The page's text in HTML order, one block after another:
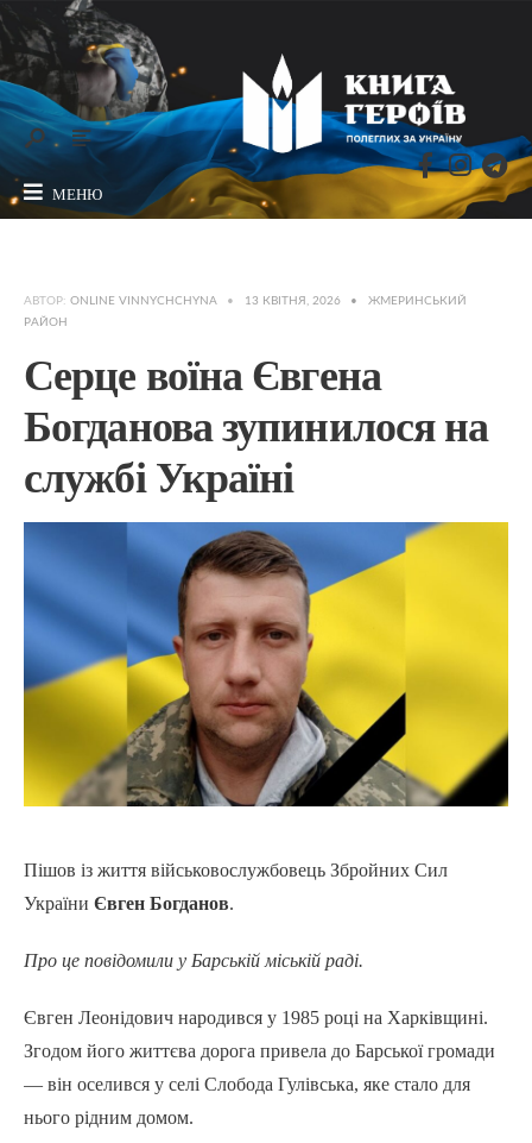
МЕНЮ
АВТОР: ONLINE VINNYCHCHYNA • 13 КВІТНЯ, 2026 •
ЖМЕРИНСЬКИЙ
РАЙОН
Серце воїна Євгена
Богданова зупинилося на
службі Україні
Пішов із життя військовослужбовець Збройних Сил
України Євген Богданов.
Про це повідомили у Барській міській раді.
Євген Леонідович народився у 1985 році на Харківщині.
Згодом його життєва дорога привела до Барської громади
— він оселився у селі Слобода Гулівська, яке стало для
нього рідним домом.